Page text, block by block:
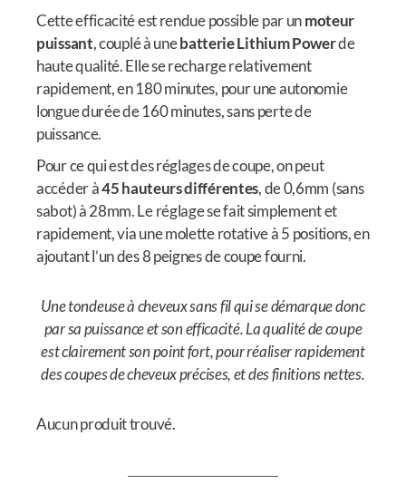
Cette efficacité est rendue possible par unmoteur
puissant, couplé à unebatterie Lithium Powerde
haute qualité. Elle se recharge relativement
rapidement, en 180 minutes, pour une autonomie
longue durée de 160 minutes, sans perte de
puissance.
Pour ce qui est des réglages de coupe, on peut
accéder à45 hauteurs différentes, de 0,6mm (sans
sabot) à 28mm. Le réglage se fait simplement et
rapidement, via une molette rotative à 5 positions, en
ajoutant l’un des 8 peignes de coupe fourni.
Une tondeuse à cheveux sans fil qui se démarque donc
par sa puissance et son efficacité. La qualité de coupe
est clairement son point fort, pour réaliser rapidement
des coupes de cheveux précises, et des finitions nettes.
Aucun produit trouvé.